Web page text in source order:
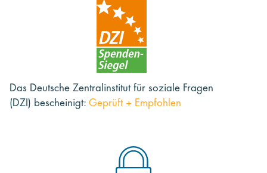
Das Deutsche Zentralinstitut für soziale Fragen
(DZI) bescheinigt: Geprüft + Empfohlen